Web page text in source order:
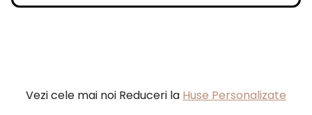
Vezi cele mai noi Reduceri la Huse Personalizate